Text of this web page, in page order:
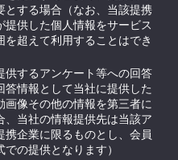
とする場合（なお、当該提携
提供した個人情報をサービス
超えて利用することはでき
供するアンケート等への回答
答情報として当社に提供した
画像その他の情報を第三者に
、当社の情報提供先は当該ア
携企業に限るものとし、会員
の提供となります）